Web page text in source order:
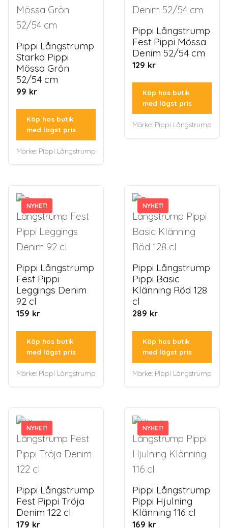
Pippi Långstrump
Starka Pippi
Mössa Grön
52/54 cm
99 kr
Köp hos butik
med lägst pris
Märke: Pippi Långstrump
Pippi Långstrump
Fest Pippi Mössa
Denim 52/54 cm
129 kr
Köp hos butik
med lägst pris
Märke: Pippi Långstrump
NYHET!
NYHET!
Pippi Långstrump
Fest Pippi
Leggings Denim
92 cl
159 kr
Köp hos butik
med lägst pris
Märke: Pippi Långstrump
NYHET!
NYHET!
Pippi Långstrump
Pippi Basic
Klänning Röd 128
cl
289 kr
Köp hos butik
med lägst pris
Märke: Pippi Långstrump
NYHET!
NYHET!
Pippi Långstrump
Fest Pippi Tröja
Denim 122 cl
179 kr
NYHET!
NYHET!
Pippi Långstrump
Pippi Hjulning
Klänning 116 cl
169 kr